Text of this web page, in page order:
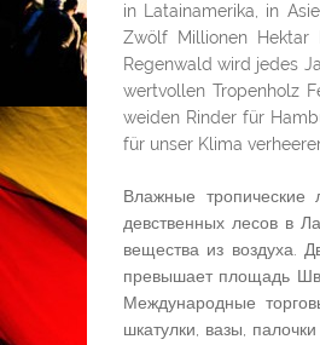
in Latainamerika, in
Zwölf Millionen
Regenwald wird jedes
wertvollen Tropenholz
weiden Rinder für
für unser Klima
Влажные
девственных лесов в
вещества из воздуха.
превышает площадь
Международные
шкатулки, вазы,